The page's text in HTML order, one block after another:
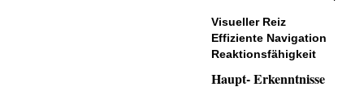
Visueller Reiz
Effiziente Navigation
Reaktionsfähigkeit
Haupt- Erkenntnisse